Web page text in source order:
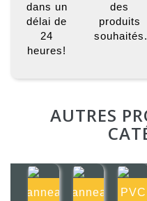
dans un
délai de
24
heures!
des
produits
souhaités.
AUTRES
Panneau Panneau
PVC